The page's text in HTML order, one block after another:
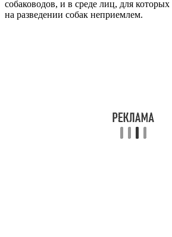
собаководов, и в среде лиц, для которых
на разведении собак неприемлем.